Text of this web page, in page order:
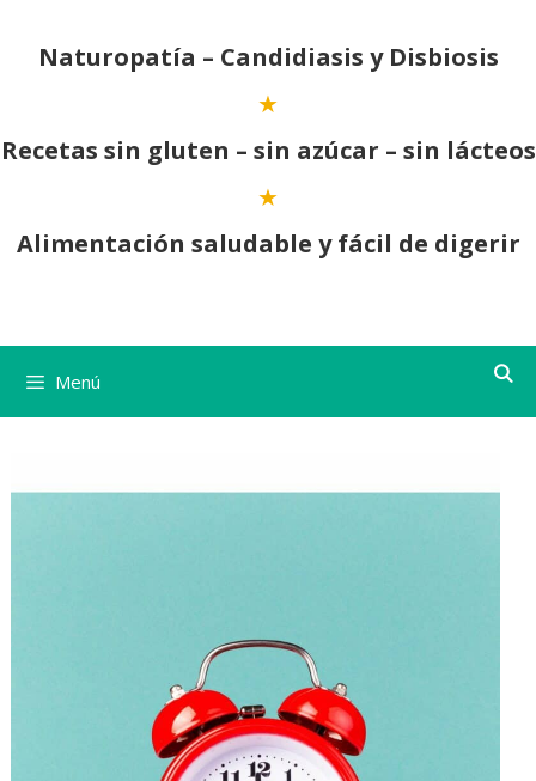
contenido
Naturopatía – Candidiasis y Disbiosis
Recetas sin gluten – sin azúcar – sin lácteos
Alimentación saludable y fácil de digerir
Menú